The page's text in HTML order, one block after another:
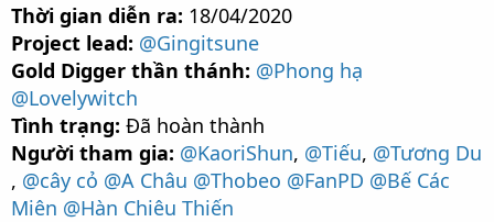
Thời gian diễn ra: 18/04/2020
Project lead: @Gingitsune
Gold Digger thần thánh: @Phong hạ
@Lovelywitch
Tình trạng: Đã hoàn thành
Người tham gia: @KaoriShun, @Tiếu, @Tương Du
, @cây cỏ @A Châu @Thobeo @FanPD @Bế Các
Miên @Hàn Chiêu Thiến